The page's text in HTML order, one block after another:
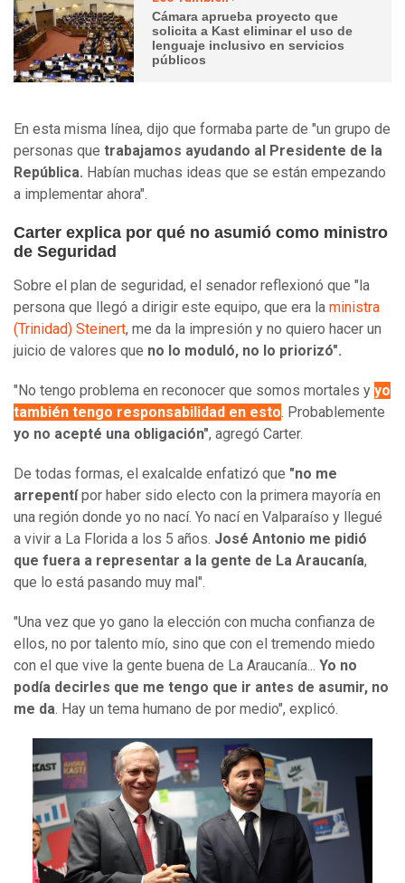
Cámara aprueba proyecto que
solicita a Kast eliminar el uso de
lenguaje inclusivo en servicios
públicos
En esta misma línea, dijo que formaba parte de "un grupo de
personas que trabajamos ayudando al Presidente de la
República. Habían muchas ideas que se están empezando
a implementar ahora".
Carter explica por qué no asumió como ministro
de Seguridad
Sobre el plan de seguridad, el senador reflexionó que "la
persona que llegó a dirigir este equipo, que era la ministra
(Trinidad) Steinert, me da la impresión y no quiero hacer un
juicio de valores que no lo moduló, no lo priorizó".
"No tengo problema en reconocer que somos mortales y yo
también tengo responsabilidad en esto. Probablemente
yo no acepté una obligación", agregó Carter.
De todas formas, el exalcalde enfatizó que "no me
arrepentípor haber sido electo con la primera mayoría en
una región donde yo no nací. Yo nací en Valparaíso y llegué
a vivir a La Florida a los 5 años. José Antonio me pidió
que fuera a representar a la gente de La Araucanía,
que lo está pasando muy mal".
"Una vez que yo gano la elección con mucha confianza de
ellos, no por talento mío, sino que con el tremendo miedo
con el que vive la gente buena de La Araucanía... Yo no
podía decirles que me tengo que ir antes de asumir, no
me da. Hay un tema humano de por medio", explicó.